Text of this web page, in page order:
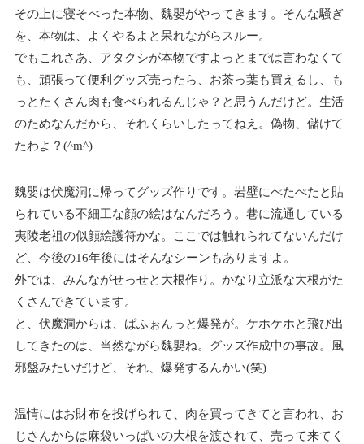
その上に寝そべった本物、魏嬰がやってきます。そんな騒ぎ
を、本物は、よくやるよと呆れながらスルー。
でもこれさあ、アタクシが本物ですよっとまでは言わなくて
も、頑張って便利グッズ売ったら、お茶っ葉も買えるし、も
っとたくさん肉も食べられるんじゃ？と思うんだけど。生活
のためなんだから、それくらいしたってねえ。偽物、儲けて
たわよ？(^m^)
魏嬰は伏魔洞に帰ってグッズ作りです。岩壁にぺたぺたと貼
られている不細工な顔の絵はなんだろう。巷に流通している
夷陵老祖の似顔絵護符かな。ここでは触れられてないんだけ
ど、今後の16年後にはそんなシーンもありますよ。
外では、みんながせっせと大根作り。かなり立派な大根がた
くさんできています。
と、伏魔洞からは、ばふぉんっと爆発が。ケホケホと飛び出
してきたのは、当然ながら魏嬰ね。グッズ作成中の事故。風
邪盤みたいだけど、それ、爆発するんかい(笑)
温情にはお財布を投げられて、肉を買ってきてと言われ、お
じさんからは麻袋いっぱいの大根を渡されて、売って来てく